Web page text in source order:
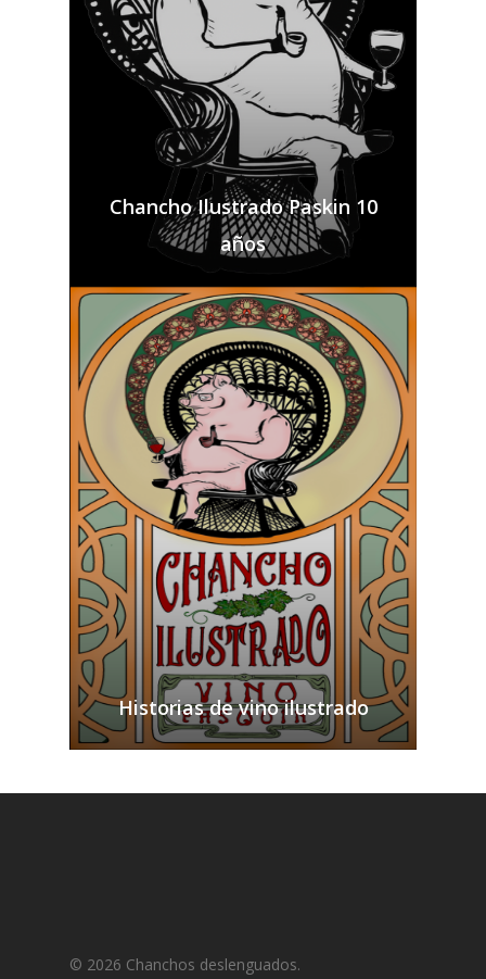
Chancho Ilustrado Paskin 10
años
Historias de vino ilustrado
© 2026 Chanchos deslenguados.